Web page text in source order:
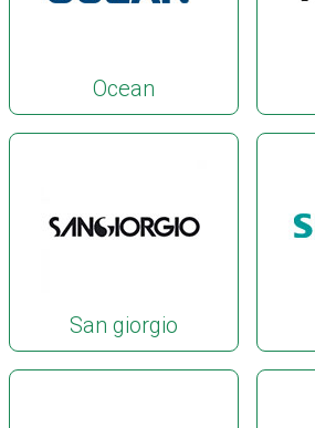
Ocean
San giorgio